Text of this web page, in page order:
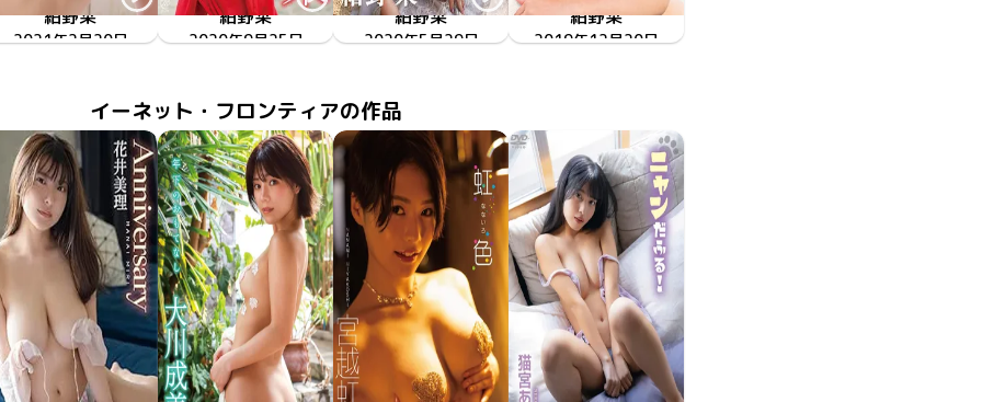
紺野栞
ハウスガール！
LCDV-41068
2021年2月20日
紺野栞
ぷるっとふわっと
MMR-AZ168
2020年9月25日
紺野栞
S-BODY
SBVD-0457
2020年5月29日
紺野栞
栞プリズム
MMR-AZ143
2019年12月20日
イーネット・フロンティアの作品